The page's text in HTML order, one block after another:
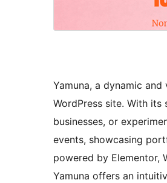
Yamuna, a dynamic
WordPress site. With
businesses, or
events, showcasing
powered by Elementor,
Yamuna offers an